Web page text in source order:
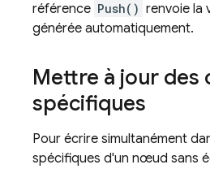
référence Push() renvoie la
générée automatiquement.
Mettre à jour des
spécifiques
Pour écrire simultanément
spécifiques d'un nœud sans